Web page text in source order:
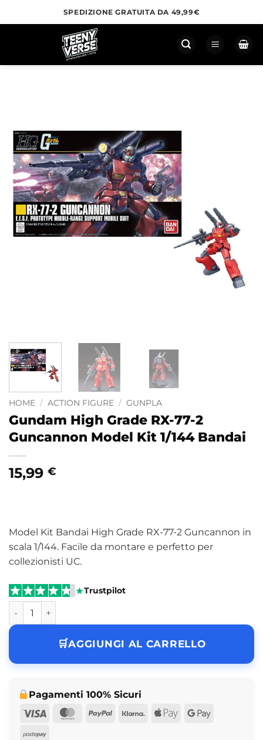
ai
SPEDIZIONE GRATUITA DA 49,99€
HOME / ACTION FIGURE / GUNPLA
Gundam High Grade RX-77-2
Guncannon Model Kit 1/144 Bandai
15,99 €
Model Kit Bandai High Grade RX-77-2 Guncannon in
scala 1/144. Facile da montare e perfetto per
collezionisti UC.
Trustpilot
Gundam High Grade RX-77-2 Guncannon Model Kit 1/144
AGGIUNGI AL CARRELLO
Pagamenti 100% Sicuri
Visa
MasterCard
PayPalKlarna Apple Google
Postepay